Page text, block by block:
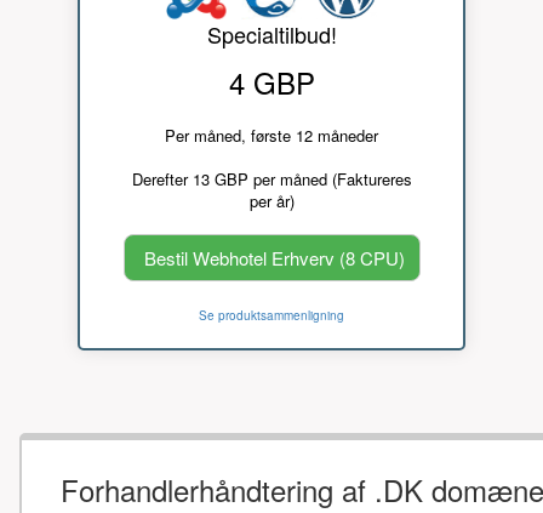
Specialtilbud!
4 GBP
Per måned, første 12 måneder
Derefter 13 GBP per måned (Faktureres
per år)
Bestil Webhotel Erhverv (8 CPU)
Se produktsammenligning
Forhandlerhåndtering af .DK